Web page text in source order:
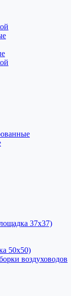
37х37)
50х50)
воздуховодов